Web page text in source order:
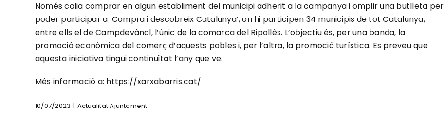
Només calia comprar en algun establiment del municipi adherit a la campanya i omplir una butlleta per
poder participar a ‘Compra i descobreix Catalunya’, on hi participen 34 municipis de tot Catalunya,
entre ells el de Campdevànol, l’únic de la comarca del Ripollès. L’objectiu és, per una banda, la
promoció econòmica del comerç d’aquests pobles i, per l’altra, la promoció turística. Es preveu que
aquesta iniciativa tingui continuïtat l’any que ve.
Més informació a: https://xarxabarris.cat/
10/07/2023 | Actualitat Ajuntament